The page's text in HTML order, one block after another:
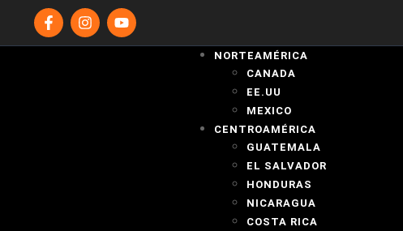
NORTEAMÉRICA
CANADA
EE.UU
MEXICO
CENTROAMÉRICA
GUATEMALA
EL SALVADOR
HONDURAS
NICARAGUA
COSTA RICA